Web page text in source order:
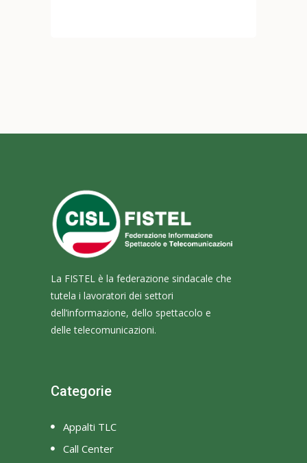
La FISTEL è la federazione sindacale che
tutela i lavoratori dei settori
dell’informazione, dello spettacolo e
delle telecomunicazioni.
Categorie
Appalti TLC
Call Center